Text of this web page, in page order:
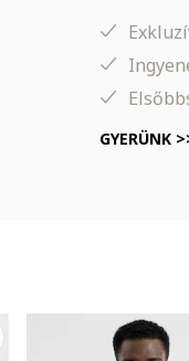
GYERÜNK